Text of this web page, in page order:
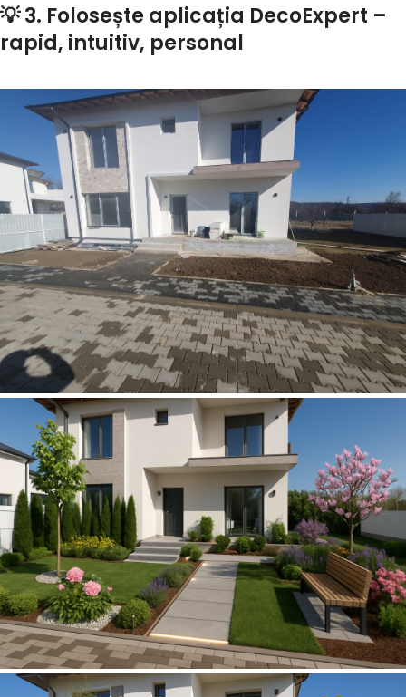
💡 3. Folosește aplicația DecoExpert –
rapid, intuitiv, personal